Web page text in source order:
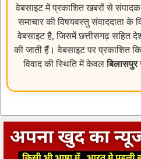
वेबसाइट में प्रकाशित खबरों से
समाचार की विषयवस्तु संवाददाता के
वेबसाइट है, जिसमें छत्तीसगढ़ सहित
की जाती हैं। वेबसाइट पर प्रकाशित
विवाद की स्थिति में केवलबिलासपुर